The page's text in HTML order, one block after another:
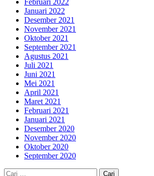
Februari 2022
Januari 2022
Desember 2021
November 2021
Oktober 2021
September 2021
Agustus 2021
Juli 2021
Juni 2021
Mei 2021
April 2021
Maret 2021
Februari 2021
Januari 2021
Desember 2020
November 2020
Oktober 2020
September 2020
Cari